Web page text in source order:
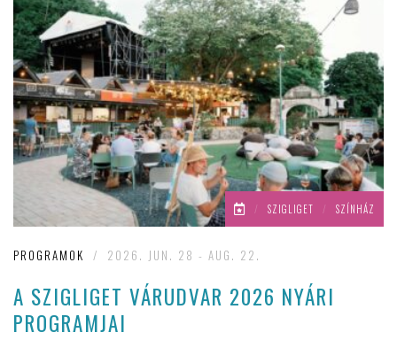
/ SZIGLIGET / SZÍNHÁZ
PROGRAMOK / 2026. JUN. 28 - AUG. 22.
A SZIGLIGET VÁRUDVAR 2026 NYÁRI
PROGRAMJAI